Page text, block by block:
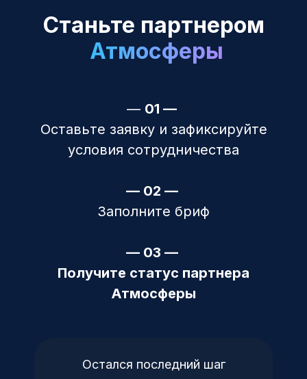
Станьте партнером
Атмосферы
— 01 —
Оставьте заявку и зафиксируйте
условия сотрудничества
— 02 —
Заполните бриф
— 03 —
Получите статус партнера
Атмосферы
Остался последний шаг